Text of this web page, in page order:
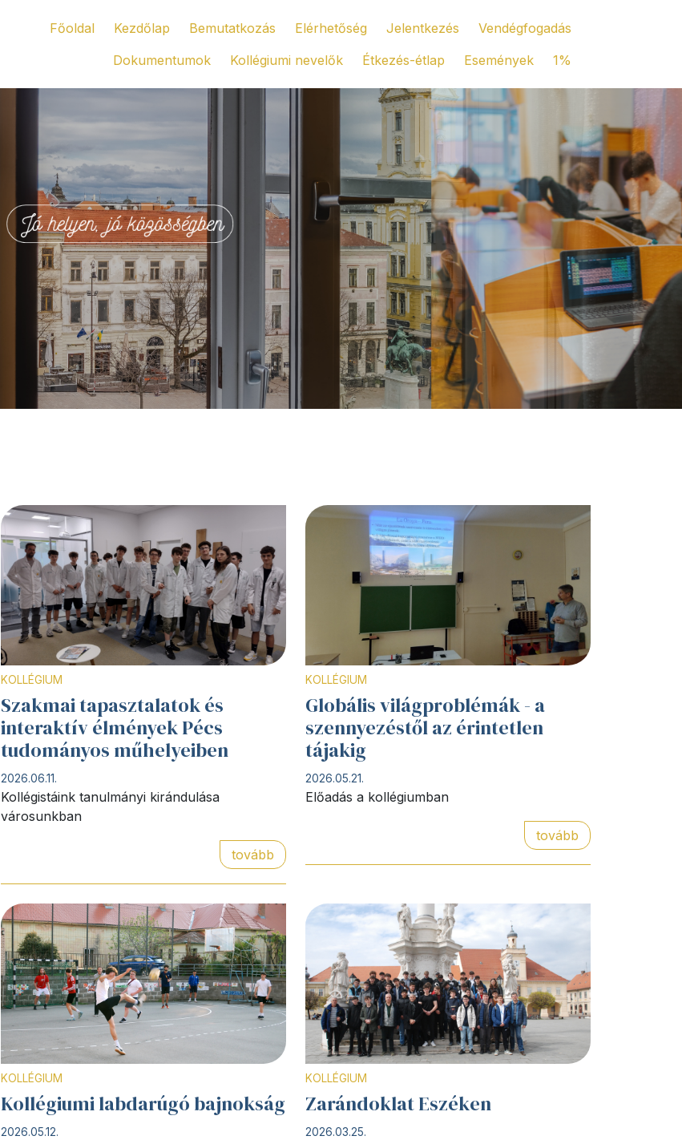
Főoldal Kezdőlap Bemutatkozás Elérhetőség Jelentkezés
Vendégfogadás
Dokumentumok
Kollégiumi nevelők Étkezés-étlap Események 1%
KOLLÉGIUM
Szakmai tapasztalatok és
interaktív élmények Pécs
tudományos műhelyeiben
2026.06.11.
Kollégistáink tanulmányi kirándulása
városunkban
tovább
KOLLÉGIUM
Globális világproblémák - a
szennyezéstől az érintetlen
tájakig
2026.05.21.
Előadás a kollégiumban
tovább
KOLLÉGIUM
Kollégiumi labdarúgó bajnokság
2026.05.12.
KOLLÉGIUM
Zarándoklat Eszéken
2026.03.25.